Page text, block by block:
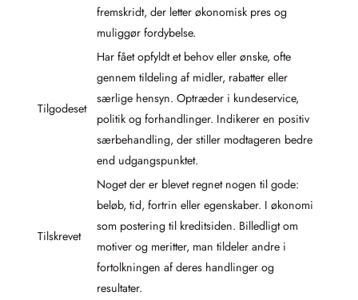
fremskridt, der letter økonomisk pres og
muliggør fordybelse.
Tilgodeset
Har fået opfyldt et behov eller ønske, ofte
gennem tildeling af midler, rabatter eller
særlige hensyn. Optræder i kundeservice,
politik og forhandlinger. Indikerer en positiv
særbehandling, der stiller modtageren bedre
end udgangspunktet.
Tilskrevet
Noget der er blevet regnet nogen til gode:
beløb, tid, fortrin eller egenskaber. I økonomi
som postering til kreditsiden. Billedligt om
motiver og meritter, man tildeler andre i
fortolkningen af deres handlinger og
resultater.